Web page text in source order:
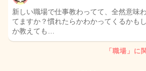
新しい職場で仕事教わってて、全然意味
てますか？慣れたらかわかってくるかも
か教えても…
「職場」に